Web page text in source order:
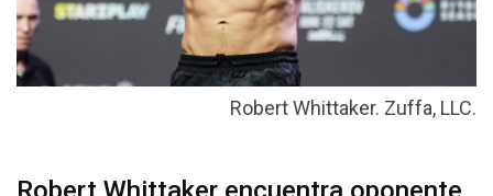
Robert Whittaker. Zuffa, LLC.